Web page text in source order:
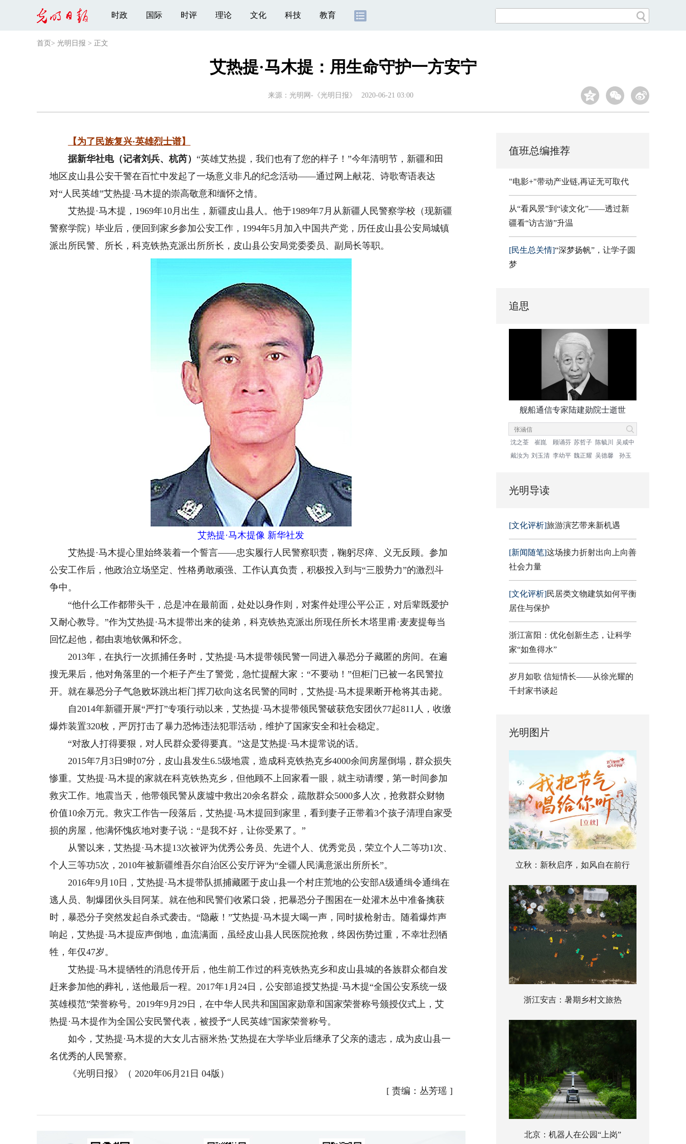
时政 国际 时评 理论 文化 科技 教育
首页 > 光明日报 > 正文
艾热提·马木提：用生命守护一方安宁
来源： 光明网-《光明日报》 2020-06-21 03:00
【为了民族复兴·英雄烈士谱】
据新华社电（记者刘兵、杭芮） “英雄艾热提，我们也有了您的样子！”今年清明节，新疆和田
地区皮山县公安干警在百忙中发起了一场意义非凡的纪念活动——通过网上献花、诗歌寄语表达
对“人民英雄”艾热提·马木提的崇高敬意和缅怀之情。
艾热提·马木提，1969年10月出生，新疆皮山县人。他于1989年7月从新疆人民警察学校（现新疆
警察学院）毕业后，便回到家乡参加公安工作，1994年5月加入中国共产党，历任皮山县公安局城镇
派出所民警、所长，科克铁热克派出所所长，皮山县公安局党委委员、副局长等职。
艾热提·马木提像 新华社发
艾热提·马木提心里始终装着一个誓言——忠实履行人民警察职责，鞠躬尽瘁、义无反顾。参加
公安工作后，他政治立场坚定、性格勇敢顽强、工作认真负责，积极投入到与“三股势力”的激烈斗
争中。
“他什么工作都带头干，总是冲在最前面，处处以身作则，对案件处理公平公正，对后辈既爱护
又耐心教导。”作为艾热提·马木提带出来的徒弟，科克铁热克派出所现任所长木塔里甫·麦麦提每当
回忆起他，都由衷地钦佩和怀念。
2013年，在执行一次抓捕任务时，艾热提·马木提带领民警一同进入暴恐分子藏匿的房间。在遍
搜无果后，他对角落里的一个柜子产生了警觉，急忙提醒大家：“不要动！”但柜门已被一名民警拉
开。就在暴恐分子气急败坏跳出柜门挥刀砍向这名民警的同时，艾热提·马木提果断开枪将其击毙。
自2014年新疆开展“严打”专项行动以来，艾热提·马木提带领民警破获危安团伙77起811人，收缴
爆炸装置320枚，严厉打击了暴力恐怖违法犯罪活动，维护了国家安全和社会稳定。
“对敌人打得要狠，对人民群众爱得要真。”这是艾热提·马木提常说的话。
2015年7月3日9时07分，皮山县发生6.5级地震，造成科克铁热克乡4000余间房屋倒塌，群众损失
惨重。艾热提·马木提的家就在科克铁热克乡，但他顾不上回家看一眼，就主动请缨，第一时间参加
救灾工作。地震当天，他带领民警从废墟中救出20余名群众，疏散群众5000多人次，抢救群众财物
价值10余万元。救灾工作告一段落后，艾热提·马木提回到家里，看到妻子正带着3个孩子清理自家受
损的房屋，他满怀愧疚地对妻子说：“是我不好，让你受累了。”
从警以来，艾热提·马木提13次被评为优秀公务员、先进个人、优秀党员，荣立个人二等功1次、
个人三等功5次，2010年被新疆维吾尔自治区公安厅评为“全疆人民满意派出所所长”。
2016年9月10日，艾热提·马木提带队抓捕藏匿于皮山县一个村庄荒地的公安部A级通缉令通缉在
逃人员、制爆团伙头目阿某。就在他和民警们收紧口袋，把暴恐分子围困在一处灌木丛中准备擒获
时，暴恐分子突然发起自杀式袭击。“隐蔽！”艾热提·马木提大喝一声，同时拔枪射击。随着爆炸声
响起，艾热提·马木提应声倒地，血流满面，虽经皮山县人民医院抢救，终因伤势过重，不幸壮烈牺
牲，年仅47岁。
艾热提·马木提牺牲的消息传开后，他生前工作过的科克铁热克乡和皮山县城的各族群众都自发
赶来参加他的葬礼，送他最后一程。2017年1月24日，公安部追授艾热提·马木提“全国公安系统一级
英雄模范”荣誉称号。2019年9月29日，在中华人民共和国国家勋章和国家荣誉称号颁授仪式上，艾
热提·马木提作为全国公安民警代表，被授予“人民英雄”国家荣誉称号。
如今，艾热提·马木提的大女儿古丽米热·艾热提在大学毕业后继承了父亲的遗志，成为皮山县一
名优秀的人民警察。
《光明日报》（ 2020年06月21日 04版）
[ 责编：丛芳瑶]
值班总编推荐
"电影+"带动产业链,再证无可取代
从“看风景”到“读文化”——透过新
疆看“访古游”升温
[民生总关情]“深梦扬帆”，让学子圆
梦
追思
舰船通信专家陆建勋院士逝世
沈之荃 崔崑 顾诵芬 苏哲子 陈毓川
吴咸中
戴汝为 刘玉清 李幼平 魏正耀 吴德馨 孙玉
光明导读
[文化评析]旅游演艺带来新机遇
[新闻随笔]这场接力折射出向上向善
社会力量
[文化评析]民居类文物建筑如何平衡
居住与保护
浙江富阳：优化创新生态，让科学
家“如鱼得水”
岁月如歌 信短情长——从徐光耀的
千封家书谈起
光明图片
立秋：新秋启序，如风自在前行
浙江安吉：暑期乡村文旅热
北京：机器人在公园“上岗”